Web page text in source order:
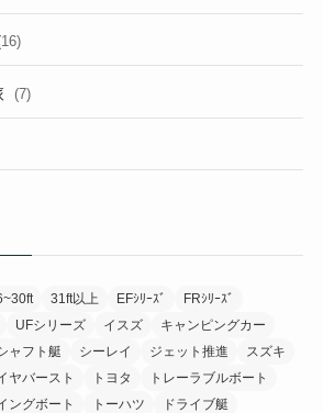
(7)
31ft以上 EFｼﾘｰｽﾞ
FRｼﾘｰｽﾞ
UFシリーズ イスズ
キャンピングカー
ャフト艇 シーレイ ジェット推進
スズキ
ヤバースト トヨタ
トレーラブルボート
ングボート トーハツ
ドライブ艇